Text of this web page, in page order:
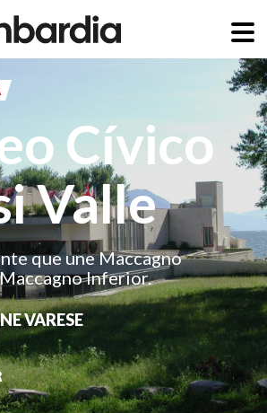
Cívico
Valle
que une Maccagno
Inferior.
VARESE